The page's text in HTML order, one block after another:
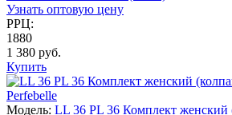
Узнать оптовую цену
РРЦ:
1880
1 380 руб.
Купить
Perfebelle
Модель: LL 36 PL 36 Комплект женский